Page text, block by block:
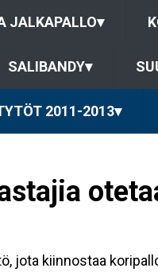
JALKAPALLO▾
SALIBANDY▾
2011-2013▾
jota kiinnostaa